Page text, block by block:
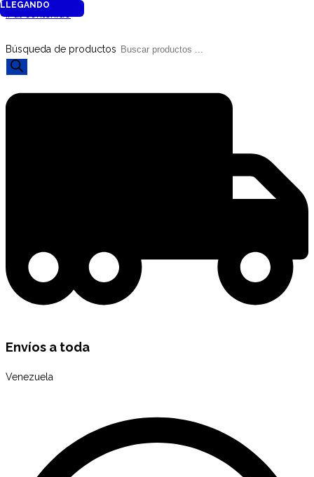
Búsqueda de productos
Envíos a toda
Venezuela
LLEGANDO